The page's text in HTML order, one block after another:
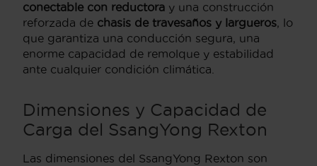
conectable con reductora y una construcción
reforzada de chasis de travesaños y largueros, lo
que garantiza una conducción segura, una
enorme capacidad de remolque y estabilidad
ante cualquier condición climática.
Dimensiones y Capacidad de
Carga del SsangYong Rexton
Las dimensiones del SsangYong Rexton son